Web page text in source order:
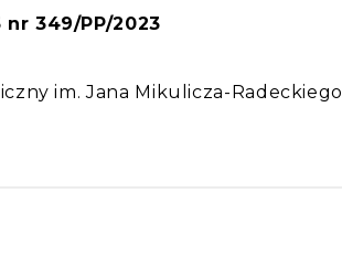
349/PP/2023
im. Jana Mikulicza-Radeckiego